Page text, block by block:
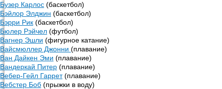
Бузер Карлос (баскетбол)
Бэйлор Элджин (баскетбол)
Бэрри Рик (баскетбол)
Бюлер Рэйчел (футбол)
Вагнер Эшли (фигурное катание)
Вайсмюллер Джонни (плавание)
Ван Дайкен Эми (плавание)
Вандеркай Питер (плавание)
Вебер-Гейл Гаррет(плавание)
Вебстер Боб (прыжки в воду)